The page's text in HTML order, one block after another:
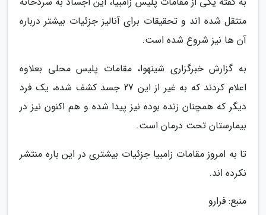
منتقل شده اند و تحقیقات برای آنالیز جزئیات بیشتر درباره
آن ها نیز شروع شده است.
به گزارش خبرگزاری شینهوا، مقامات پلیس محلی بعلاوه
اعلام کردند که به غیر از این 27 جسد کشف شده، یک فرد
دیگر که همچنان زنده بوده نیز پیدا شده و هم اکنون نیز در
بیمارستان تحت درمان است.
تا به امروز مقامات زامبیا جزئیات بیشتری در این باره منتشر
نکرده اند.
منبع: فرارو